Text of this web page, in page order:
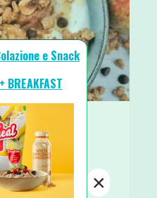
DOLCI
SENZA BURRO
SENZA ZUCCHERO
E SNACKS
e Snack
BREAKFAST
×